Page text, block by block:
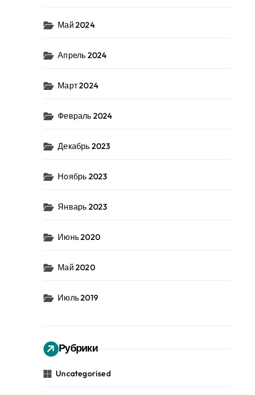
Май 2024
Апрель 2024
Март 2024
Февраль 2024
Декабрь 2023
Ноябрь 2023
Январь 2023
Июнь 2020
Май 2020
Июль 2019
Рубрики
Uncategorised